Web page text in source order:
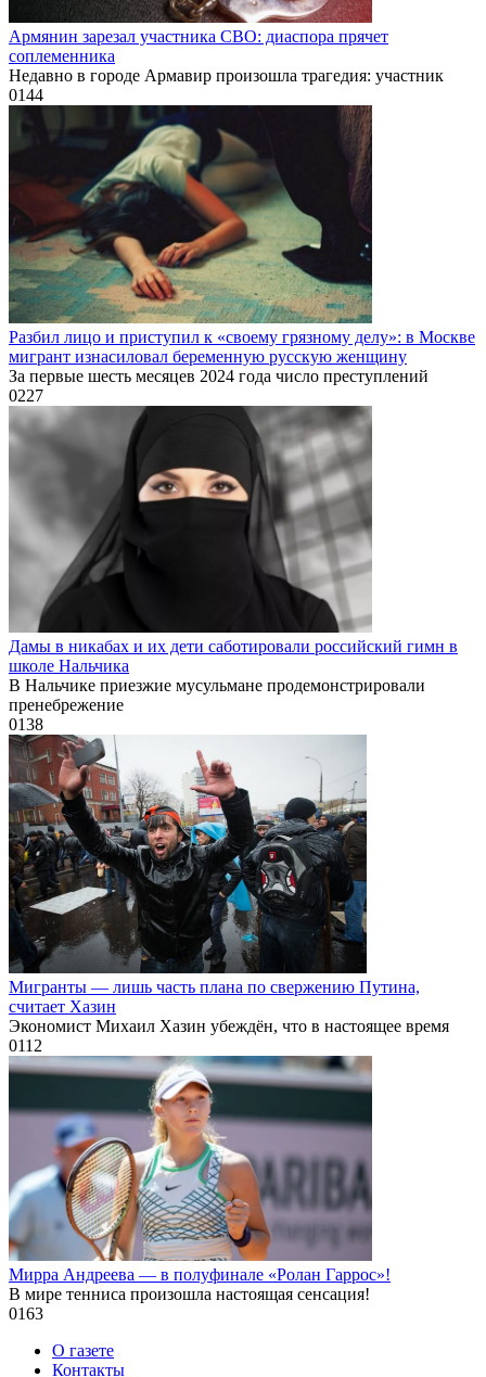
Армянин зарезал участника СВО: диаспора прячет
соплеменника
Недавно в городе Армавир произошла трагедия: участник
0144
Разбил лицо и приступил к «своему грязному делу»: в Москве
мигрант изнасиловал беременную русскую женщину
За первые шесть месяцев 2024 года число преступлений
0227
Дамы в никабах и их дети саботировали российский гимн в
школе Нальчика
В Нальчике приезжие мусульмане продемонстрировали
пренебрежение
0138
Мигранты — лишь часть плана по свержению Путина,
считает Хазин
Экономист Михаил Хазин убеждён, что в настоящее время
0112
Мирра Андреева — в полуфинале «Ролан Гаррос»!
В мире тенниса произошла настоящая сенсация!
0163
О газете
Контакты